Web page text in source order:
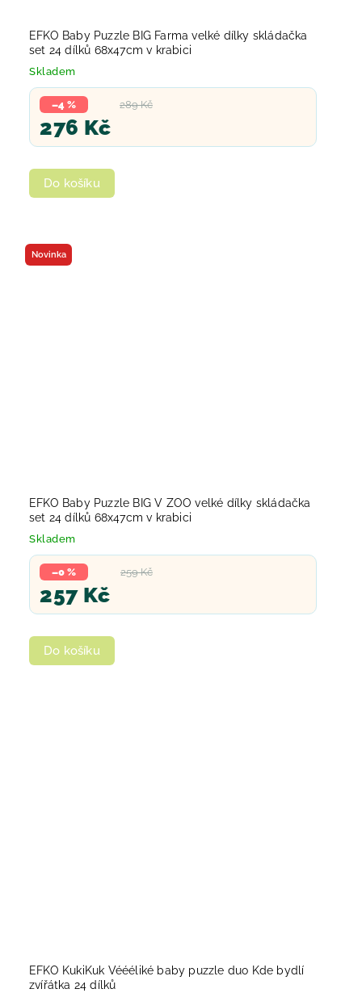
EFKO Baby Puzzle BIG Farma velké dílky skládačka
set 24 dílků 68x47cm v krabici
Skladem
289 Kč
–4 %
276 Kč
Do košíku
Novinka
EFKO Baby Puzzle BIG V ZOO velké dílky skládačka
set 24 dílků 68x47cm v krabici
Skladem
259 Kč
–0 %
257 Kč
Do košíku
EFKO KukiKuk Véééliké baby puzzle duo Kde bydlí
zvířátka 24 dílků